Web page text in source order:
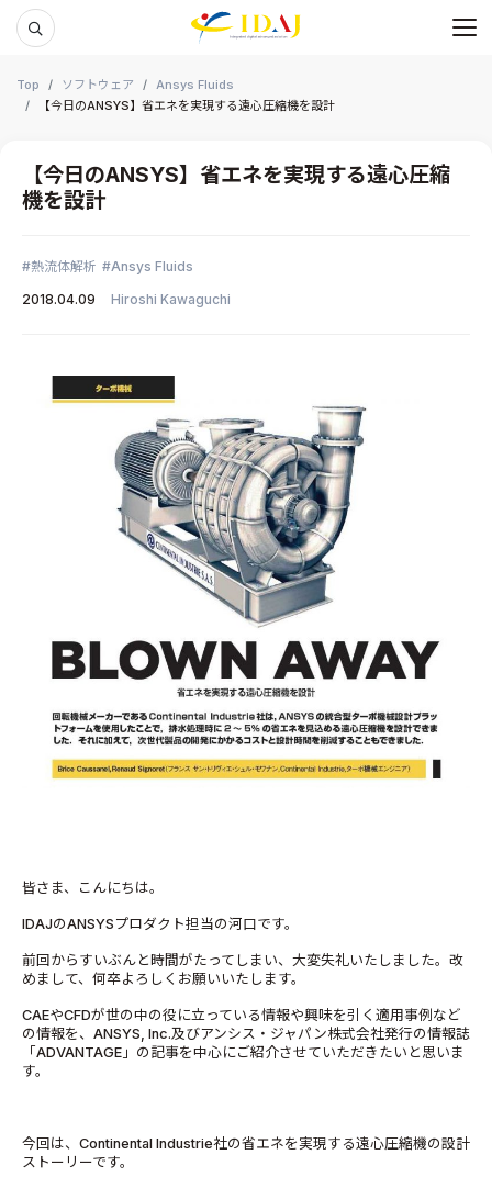
メ
Top ソフトウェア
Ansys Fluids
【今日のANSYS】省エネを実現する遠心圧縮機を設計
【今日のANSYS】省エネを実現する遠心圧縮
機を設計
熱流体解析
Ansys Fluids
2018.04.09
Hiroshi Kawaguchi
皆さま、こんにちは。
IDAJのANSYSプロダクト担当の河口です。
前回からすいぶんと時間がたってしまい、大変失礼いたしました。改
めまして、何卒よろしくお願いいたします。
CAEやCFDが世の中の役に立っている情報や興味を引く適用事例など
の情報を、ANSYS, Inc.及びアンシス・ジャパン株式会社発行の情報誌
「ADVANTAGE」の記事を中心にご紹介させていただきたいと思いま
す。
今回は、Continental Industrie社の省エネを実現する遠心圧縮機の設計
ストーリーです。